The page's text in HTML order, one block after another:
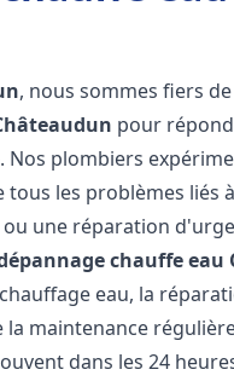
, nous sommes fiers
pour
Nos plombiers
les problèmes liés
une réparation
chauffe eau
eau, la
la maintenance
dans les 24